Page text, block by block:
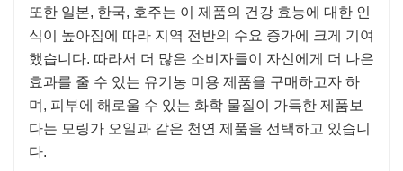
또한 일본, 한국, 호주는 이 제품의 건강 효능에 대한 인
식이 높아짐에 따라 지역 전반의 수요 증가에 크게 기여
했습니다. 따라서 더 많은 소비자들이 자신에게 더 나은
효과를 줄 수 있는 유기농 미용 제품을 구매하고자 하
며, 피부에 해로울 수 있는 화학 물질이 가득한 제품보
다는 모링가 오일과 같은 천연 제품을 선택하고 있습니
다.